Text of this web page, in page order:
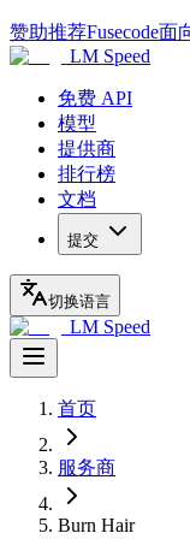
赞助推荐Fusecode面
LM Speed
免费 API
模型
提供商
排行榜
文档
提交
切换语言
LM Speed
首页
服务商
Burn Hair